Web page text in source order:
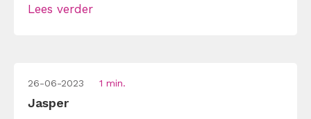
Lees verder
26-06-2023 1 min.
Jasper